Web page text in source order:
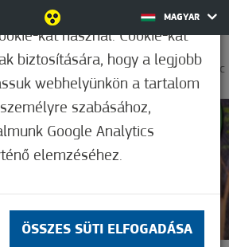
MAGYAR
0
25,6°C
kat használ. Cookie-kat
biztosítására, hogy a legjobb
webhelyünkön a tartalom
szabásához,
Google Analytics
elemzéséhez.
ÖSSZES SÜTI ELFOGADÁSA